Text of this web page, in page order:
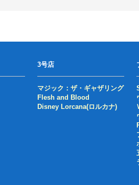
3号店
マジック：ザ・ギャザリング
Flesh and Blood
Disney Lorcana(ロルカナ)